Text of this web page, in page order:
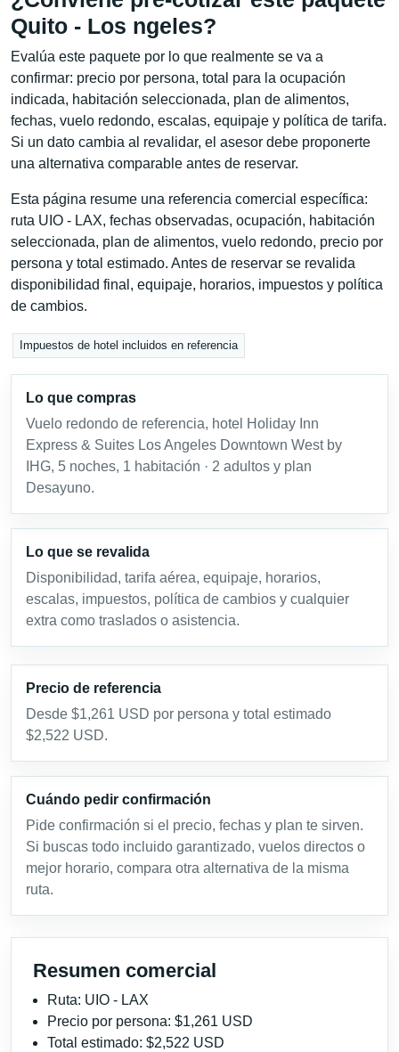
Quito - Los ngeles?
Evalúa este paquete por lo que realmente se va a
confirmar: precio por persona, total para la ocupación
indicada, habitación seleccionada, plan de alimentos,
fechas, vuelo redondo, escalas, equipaje y política de tarifa.
Si un dato cambia al revalidar, el asesor debe proponerte
una alternativa comparable antes de reservar.
Esta página resume una referencia comercial específica:
ruta UIO - LAX, fechas observadas, ocupación, habitación
seleccionada, plan de alimentos, vuelo redondo, precio por
persona y total estimado. Antes de reservar se revalida
disponibilidad final, equipaje, horarios, impuestos y política
de cambios.
Impuestos de hotel incluidos en referencia
Lo que compras
Vuelo redondo de referencia, hotel Holiday Inn
Express & Suites Los Angeles Downtown West by
IHG, 5 noches, 1 habitación · 2 adultos y plan
Desayuno.
Lo que se revalida
Disponibilidad, tarifa aérea, equipaje, horarios,
escalas, impuestos, política de cambios y cualquier
extra como traslados o asistencia.
Precio de referencia
Desde $1,261 USD por persona y total estimado
$2,522 USD.
Cuándo pedir confirmación
Pide confirmación si el precio, fechas y plan te sirven.
Si buscas todo incluido garantizado, vuelos directos o
mejor horario, compara otra alternativa de la misma
ruta.
Resumen comercial
Ruta: UIO - LAX
Precio por persona: $1,261 USD
Total estimado: $2,522 USD